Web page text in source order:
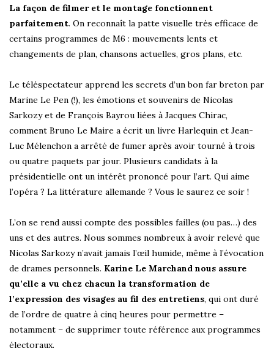
La façon de filmer et le montage fonctionnent
parfaitement. On reconnaît la patte visuelle très efficace de
certains programmes de M6 : mouvements lents et
changements de plan, chansons actuelles, gros plans, etc.
Le téléspectateur apprend les secrets d’un bon far breton par
Marine Le Pen (!), les émotions et souvenirs de Nicolas
Sarkozy et de François Bayrou liées à Jacques Chirac,
comment Bruno Le Maire a écrit un livre Harlequin et Jean-
Luc Mélenchon a arrêté de fumer après avoir tourné à trois
ou quatre paquets par jour. Plusieurs candidats à la
présidentielle ont un intérêt prononcé pour l’art. Qui aime
l’opéra ? La littérature allemande ? Vous le saurez ce soir !
L’on se rend aussi compte des possibles failles (ou pas…) des
uns et des autres. Nous sommes nombreux à avoir relevé que
Nicolas Sarkozy n’avait jamais l’œil humide, même à l’évocation
de drames personnels. Karine Le Marchand nous assure
qu’elle a vu chez chacun la transformation de
l’expression des visages au fil des entretiens, qui ont duré
de l’ordre de quatre à cinq heures pour permettre –
notamment – de supprimer toute référence aux programmes
électoraux.